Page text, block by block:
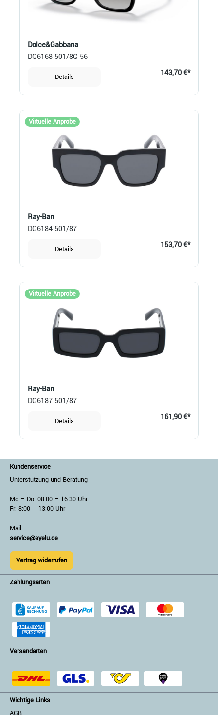
Dolce&Gabbana
DG6168 501/8G 56
Details 143,70 €*
Virtuelle Anprobe
Ray-Ban
DG6184 501/87
Details 153,70 €*
Virtuelle Anprobe
Ray-Ban
DG6187 501/87
Details 161,90 €*
Kundenservice
Unterstützung und Beratung
Mo – Do: 08:00 – 16:30 Uhr
Fr: 8:00 – 13:00 Uhr
Mail:
service@eyelu.de
Vertrag widerrufen
Zahlungsarten
Versandarten
Wichtige Links
AGB